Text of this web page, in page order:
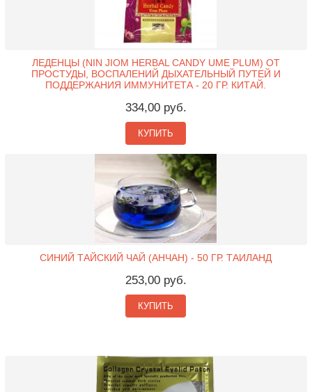
ЛЕДЕНЦЫ (NIN JIOM HERBAL CANDY UME PLUM) ОТ
ПРОСТУДЫ, ВОСПАЛЕНИЙ ДЫХАТЕЛЬНЫЙ ПУТЕЙ И
ПОДДЕРЖАНИЯ ИММУНИТЕТА - 20 ГР. КИТАЙ.
334,00 руб.
КУПИТЬ
СИНИЙ ТАЙСКИЙ ЧАЙ (АНЧАН) - 50 ГР. ТАИЛАНД
253,00 руб.
КУПИТЬ